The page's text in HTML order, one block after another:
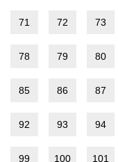
71 72 73
78 79 80
85 86 87
92 93 94
99 100 101